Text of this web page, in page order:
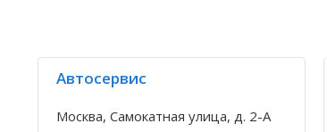
Автосервис
Москва, Самокатная улица, д. 2-А